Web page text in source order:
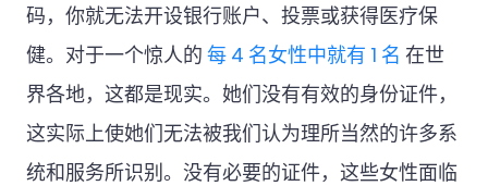
码，你就无法开设银行账户、投票或获得医疗保
健。对于一个惊人的 每 4 名女性中就有 1 名 在世
界各地，这都是现实。她们没有有效的身份证件，
这实际上使她们无法被我们认为理所当然的许多系
统和服务所识别。没有必要的证件，这些女性面临